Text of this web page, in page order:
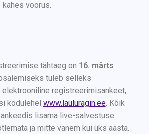
kahes voorus.
tähtaeg on 16. märts
tuleb selleks
elektrooniline registreerimisankeet,
kodulehel www.lauluragin.ee. Kõik
lisama live-salvestuse
ja mitte vanem kui üks aasta.